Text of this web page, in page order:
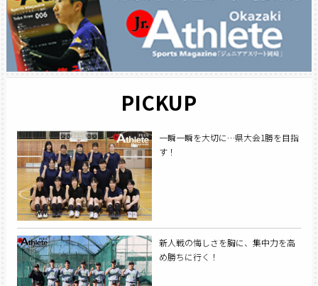
PICKUP
一瞬一瞬を大切に…県大会1勝を目指
す！
新人戦の悔しさを胸に、集中力を高
め勝ちに行く！